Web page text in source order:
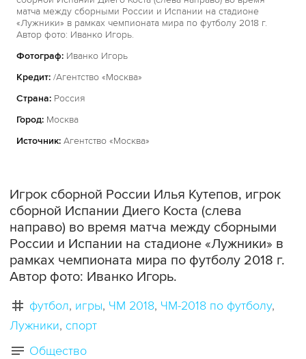
матча между сборными России и Испании на стадионе
«Лужники» в рамках чемпионата мира по футболу 2018 г.
Автор фото: Иванко Игорь.
Фотограф: Иванко Игорь
Кредит: /Агентство «Москва»
Страна: Россия
Город: Москва
Источник: Агентство «Москва»
Игрок сборной России Илья Кутепов, игрок
сборной Испании Диего Коста (слева
направо) во время матча между сборными
России и Испании на стадионе «Лужники» в
рамках чемпионата мира по футболу 2018 г.
Автор фото: Иванко Игорь.
футбол игры ЧМ 2018 ЧМ-2018 по футболу
Лужники спорт
Общество